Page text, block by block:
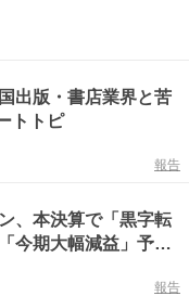
出版・書店業界と苦
トトピ
報告
、本決算で「黒字転
今期大幅減益」予想
状況
報告